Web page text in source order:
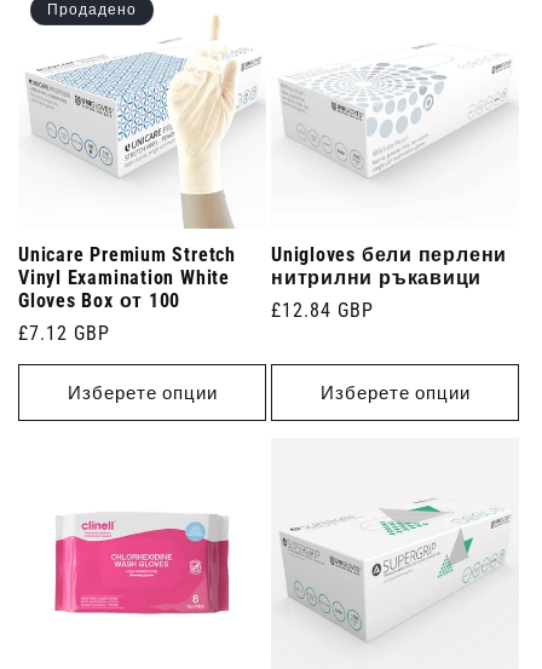
Продадено
Unicare Premium Stretch
Vinyl Examination White
Gloves Box от 100
Редовна
цена
£7.12 GBP
Изберете опции
Unigloves бели перлени
нитрилни ръкавици
Редовна
£12.84 GBP
Изберете опции